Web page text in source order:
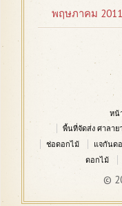
พฤษภาคม 2011
หน้
พื้นที่จัดส่ง ศาลาย
ช่อดอกไม้
แจกันด
ดอกไม้
©